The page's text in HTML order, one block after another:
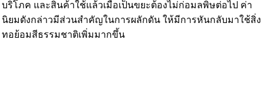
บริโภค และสินค้าใช้แล้วเมื่อเป็นขยะต้องไม่ก่อมลพิษต่อไป ค่า
นิยมดังกล่าวมีส่วนสำคัญในการผลักดัน ให้มีการหันกลับมาใช้สิ่ง
ทอย้อมสีธรรมชาติเพิ่มมากขึ้น